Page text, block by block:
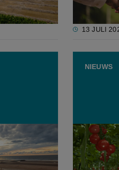
13 JULI
lokt
onze
NIEUWS
Europees
tijdelijke